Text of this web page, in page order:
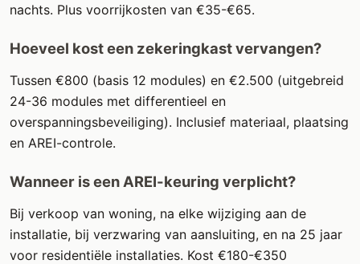
nachts. Plus voorrijkosten van €35-€65.
Hoeveel kost een zekeringkast vervangen?
Tussen €800 (basis 12 modules) en €2.500 (uitgebreid
24-36 modules met differentieel en
overspanningsbeveiliging). Inclusief materiaal, plaatsing
en AREI-controle.
Wanneer is een AREI-keuring verplicht?
Bij verkoop van woning, na elke wijziging aan de
installatie, bij verzwaring van aansluiting, en na 25 jaar
voor residentiële installaties. Kost €180-€350